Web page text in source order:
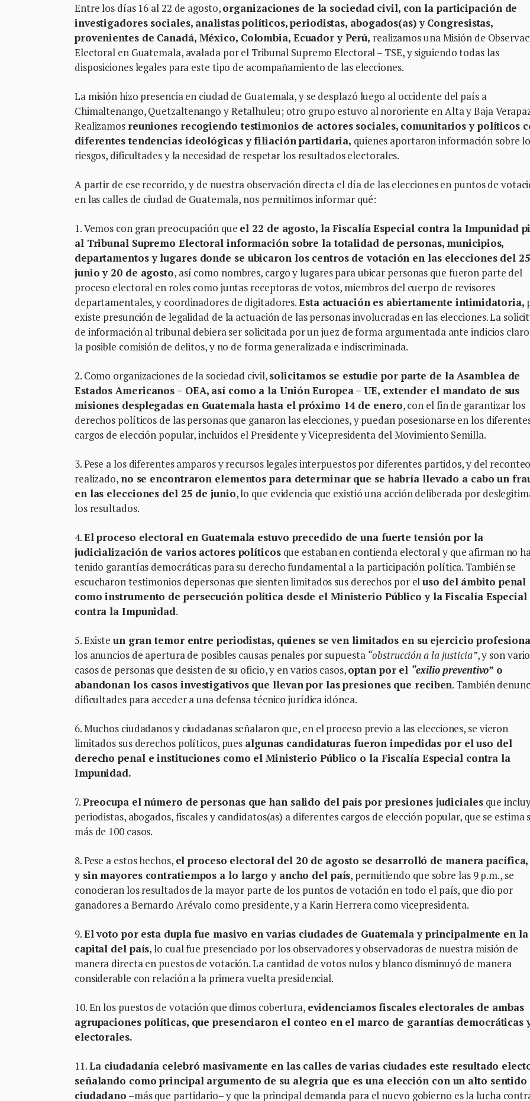
Entre los días 16 al 22 de agosto,organizaciones de la sociedad civil, con la participación de
investigadores sociales, analistas políticos, periodistas, abogados(as) y Congresistas,
provenientes de Canadá, México, Colombia, Ecuador y Perú, realizamos una Misión de
Electoral en Guatemala, avalada por el Tribunal Supremo Electoral – TSE, y siguiendo todas las
disposiciones legales para este tipo de acompañamiento de las elecciones.
La misión hizo presencia en ciudad de Guatemala, y se desplazó luego al occidente del país a
Chimaltenango, Quetzaltenango y Retalhuleu; otro grupo estuvo al nororiente en Alta y Baja
Realizamos reuniones recogiendo testimonios de actores sociales, comunitarios y políticos
diferentes tendencias ideológicas y filiación partidaria, quienes aportaron información sobre
riesgos, dificultades y la necesidad de respetar los resultados electorales.
A partir de ese recorrido, y de nuestra observación directa el día de las elecciones en puntos de
en las calles de ciudad de Guatemala, nos permitimos informar qué:
1. Vemos con gran preocupación que el 22 de agosto, la Fiscalía Especial contra la Impunidad
al Tribunal Supremo Electoral información sobre la totalidad de personas, municipios,
departamentos y lugares donde se ubicaron los centros de votación en las elecciones del
junio y 20 de agosto, así como nombres, cargo y lugares para ubicar personas que fueron parte del
proceso electoral en roles como juntas receptoras de votos, miembros del cuerpo de revisores
departamentales, y coordinadores de digitadores.Esta actuación es abiertamente intimidatoria,
existe presunción de legalidad de la actuación de las personas involucradas en las elecciones. La
de información al tribunal debiera ser solicitada por un juez de forma argumentada ante indicios
la posible comisión de delitos, y no de forma generalizada e indiscriminada.
2. Como organizaciones de la sociedad civil,solicitamos se estudie por parte de la Asamblea de
Estados Americanos – OEA, así como a la Unión Europea – UE, extender el mandato de sus
misiones desplegadas en Guatemala hasta el próximo 14 de enero, con el fin de garantizar los
derechos políticos de las personas que ganaron las elecciones, y puedan posesionarse en los
cargos de elección popular, incluidos el Presidente y Vicepresidenta del Movimiento Semilla.
3. Pese a los diferentes amparos y recursos legales interpuestos por diferentes partidos, y del reconteo
realizado, no se encontraron elementos para determinar que se habría llevado a cabo un
en las elecciones del 25 de junio, lo que evidencia que existió una acción deliberada por
los resultados.
4.El proceso electoral en Guatemala estuvo precedido de una fuerte tensión por la
judicialización de varios actores políticosque estaban en contienda electoral y que afirman no
tenido garantías democráticas para su derecho fundamental a la participación política. También se
escucharon testimonios depersonas que sienten limitados sus derechos por eluso del ámbito penal
como instrumento de persecución política desde el Ministerio Público y la Fiscalía Especial
contra la Impunidad.
5. Existe un gran temor entre periodistas, quienes se ven limitados en su ejercicio
los anuncios de apertura de posibles causas penales por supuesta “obstrucción a la justicia”, y son
casos de personas que desisten de su oficio, y en varios casos,optan por el “exilio preventivo” o
abandonan los casos investigativos que llevan por las presiones que reciben. También
dificultades para acceder a una defensa técnico jurídica idónea.
6. Muchos ciudadanos y ciudadanas señalaron que, en el proceso previo a las elecciones, se vieron
limitados sus derechos políticos, pues algunas candidaturas fueron impedidas por el uso del
derecho penal e instituciones como el Ministerio Público o la Fiscalía Especial contra la
Impunidad.
7.Preocupa el número de personas que han salido del país por presiones judicialesque
periodistas, abogados, fiscales y candidatos(as) a diferentes cargos de elección popular, que se estima
más de 100 casos.
8. Pese a estos hechos, el proceso electoral del 20 de agosto se desarrolló de manera
y sin mayores contratiempos a lo largo y ancho del país, permitiendo que sobre las 9 p.m., se
conocieran los resultados de la mayor parte de los puntos de votación en todo el país, que dio por
ganadores a Bernardo Arévalo como presidente, y a Karin Herrera como vicepresidenta.
9.El voto por esta dupla fue masivo en varias ciudades de Guatemala y principalmente en la
capital del país, lo cual fue presenciado por los observadores y observadoras de nuestra misión de
manera directa en puestos de votación. La cantidad de votos nulos y blanco disminuyó de manera
considerable con relación a la primera vuelta presidencial.
10. En los puestos de votación que dimos cobertura, evidenciamos fiscales electorales de ambas
agrupaciones políticas, que presenciaron el conteo en el marco de garantías democráticas
electorales.
11.La ciudadanía celebró masivamente en las calles de varias ciudades este resultado
señalando como principal argumento de su alegría que es una elección con un alto sentido
ciudadano –más que partidario– y que la principal demanda para el nuevo gobierno es la lucha